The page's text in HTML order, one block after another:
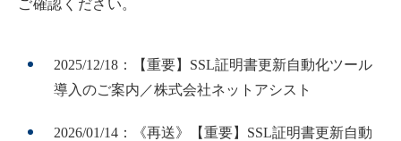
ご確認ください。
2025/12/18：【重要】SSL証明書更新自動化ツール
導入のご案内／株式会社ネットアシスト
2026/01/14：《再送》【重要】SSL証明書更新自動